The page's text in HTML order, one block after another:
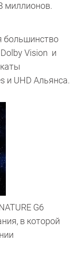
миллионов.
большинство
Vision и
и UHD Альянса.
G6
в которой